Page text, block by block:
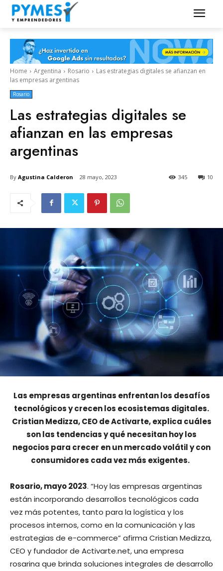
Home Argentina Rosario
Las estrategias digitales se afianzan en
las empresas argentinas
Rosario
Las estrategias digitales se
afianzan en las empresas
argentinas
By Agustina Calderon 28 mayo, 2023 10
345
Las empresas argentinas enfrentan los desafíos
tecnológicos y crecen los ecosistemas digitales.
Cristian Medizza, CEO de Activarte, explica cuáles
son las tendencias y qué necesitan hoy los
negocios para crecer en un mercado volátil y con
consumidores cada vez más exigentes.
Rosario, mayo 2023. “Hoy las empresas argentinas
están incorporando desarrollos tecnológicos cada
vez más potentes, tanto para la logística y los
procesos internos, como en la comunicación y las
estrategias de e-commerce” afirma Cristian Medizza,
CEO y fundador de Activarte.net, una empresa
rosarina que brinda soluciones integrales de desarrollo